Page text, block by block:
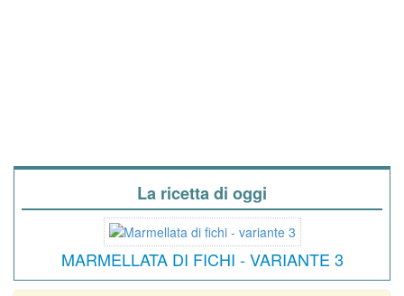
La ricetta di oggi
MARMELLATA DI FICHI - VARIANTE 3